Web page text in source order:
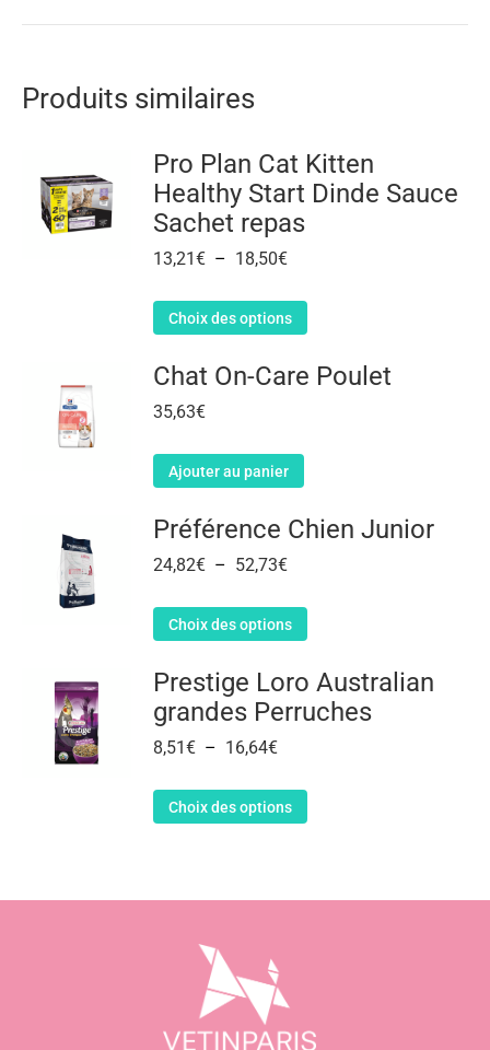
Produits similaires
Pro Plan Cat Kitten
Healthy Start Dinde Sauce
Sachet repas
13,21€ – 18,50€
Choix des options
Chat On-Care Poulet
35,63€
Ajouter au panier
Préférence Chien Junior
24,82€ – 52,73€
Choix des options
Prestige Loro Australian
grandes Perruches
8,51€ – 16,64€
Choix des options